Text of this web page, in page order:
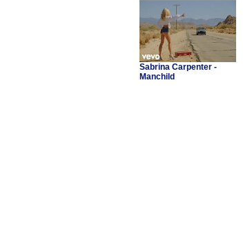
Sabrina Carpenter -
Manchild